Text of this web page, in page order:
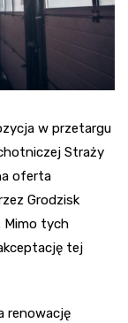
w przetargu
Straży
oferta
Grodzisk
Mimo tych
tej
renowację